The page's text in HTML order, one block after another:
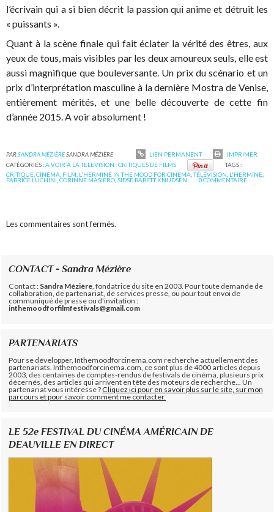
l’écrivain qui a si bien décrit la passion qui anime et détruit les
« puissants ».
Quant à la scène finale qui fait éclater la vérité des êtres, aux
yeux de tous, mais visibles par les deux amoureux seuls, elle est
aussi magnifique que bouleversante. Un prix du scénario et un
prix d’interprétation masculine à la dernière Mostra de Venise,
entièrement mérités, et une belle découverte de cette fin
d’année 2015. A voir absolument !
PARSANDRA MÉZIÈRESANDRA MÉZIÈRE LIEN PERMANENT
IMPRIMER
CATÉGORIES :A VOIR A LA TELEVISION : CRITIQUES DE FILMS
TAGS :
CRITIQUE ,CINÉMA FILM L'HERMINE IN THE MOOD FOR CINEMA ,TÉLÉVISION L'HERMINE
FABRICE LUCHINI ,CORINNE MASIERO ,SIDSE BABETT KNUDSEN 0COMMENTAIRE
Les commentaires sont fermés.
CONTACT - Sandra Mézière
Contact : Sandra Mézière , fondatrice du site en 2003. Pour toute demande de
collaboration, de partenariat, de services presse, ou pour tout envoi de
communiqué de presse ou d'invitation :
inthemoodforfilmfestivals@gmail.com
PARTENARIATS
Pour se développer, Inthemoodforcinema.com recherche actuellement des
partenariats. Inthemoodforcinema.com, ce sont plus de 4000 articles depuis
2003, des centaines de comptes-rendus de festivals de cinéma, plusieurs prix
décernés, des articles qui arrivent en tête des moteurs de recherche... Un
partenariat vous intéresse ?Cliquez ici pour en savoir plus sur le site, sur mon
parcours et pour savoir comment me contacter.
LE 52e FESTIVAL DU CINÉMA AMÉRICAIN DE
DEAUVILLE EN DIRECT